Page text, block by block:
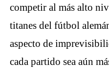
competir al más alto
titanes del fútbol
aspecto de
cada partido sea aún